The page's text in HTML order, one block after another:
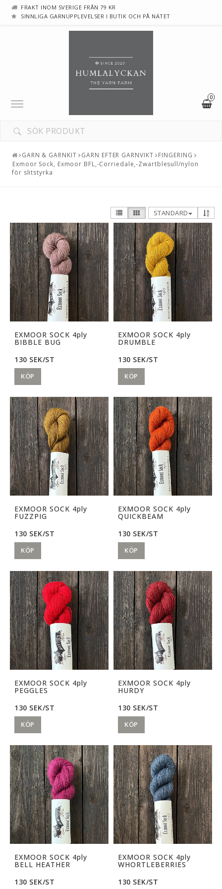
FRAKT INOM SVERIGE FRÅN 79 KR
SINNLIGA GARNUPPLEVELSER I BUTIK OCH PÅ NÄTET
0
Toggle
navigation
GARN & GARNKIT GARN EFTER GARNVIKT
FINGERING
Exmoor Sock, Exmoor BFL,-Corriedale,-Zwartblesull/nylon
för slitstyrka
STANDARD
EXMOOR SOCK 4ply
BIBBLE BUG
130 SEK/ST
KÖP
EXMOOR SOCK 4ply
DRUMBLE
130 SEK/ST
KÖP
EXMOOR SOCK 4ply
FUZZPIG
130 SEK/ST
KÖP
EXMOOR SOCK 4ply
QUICKBEAM
130 SEK/ST
KÖP
EXMOOR SOCK 4ply
PEGGLES
130 SEK/ST
KÖP
EXMOOR SOCK 4ply
HURDY
130 SEK/ST
KÖP
EXMOOR SOCK 4ply
BELL HEATHER
130 SEK/ST
EXMOOR SOCK 4ply
WHORTLEBERRIES
130 SEK/ST